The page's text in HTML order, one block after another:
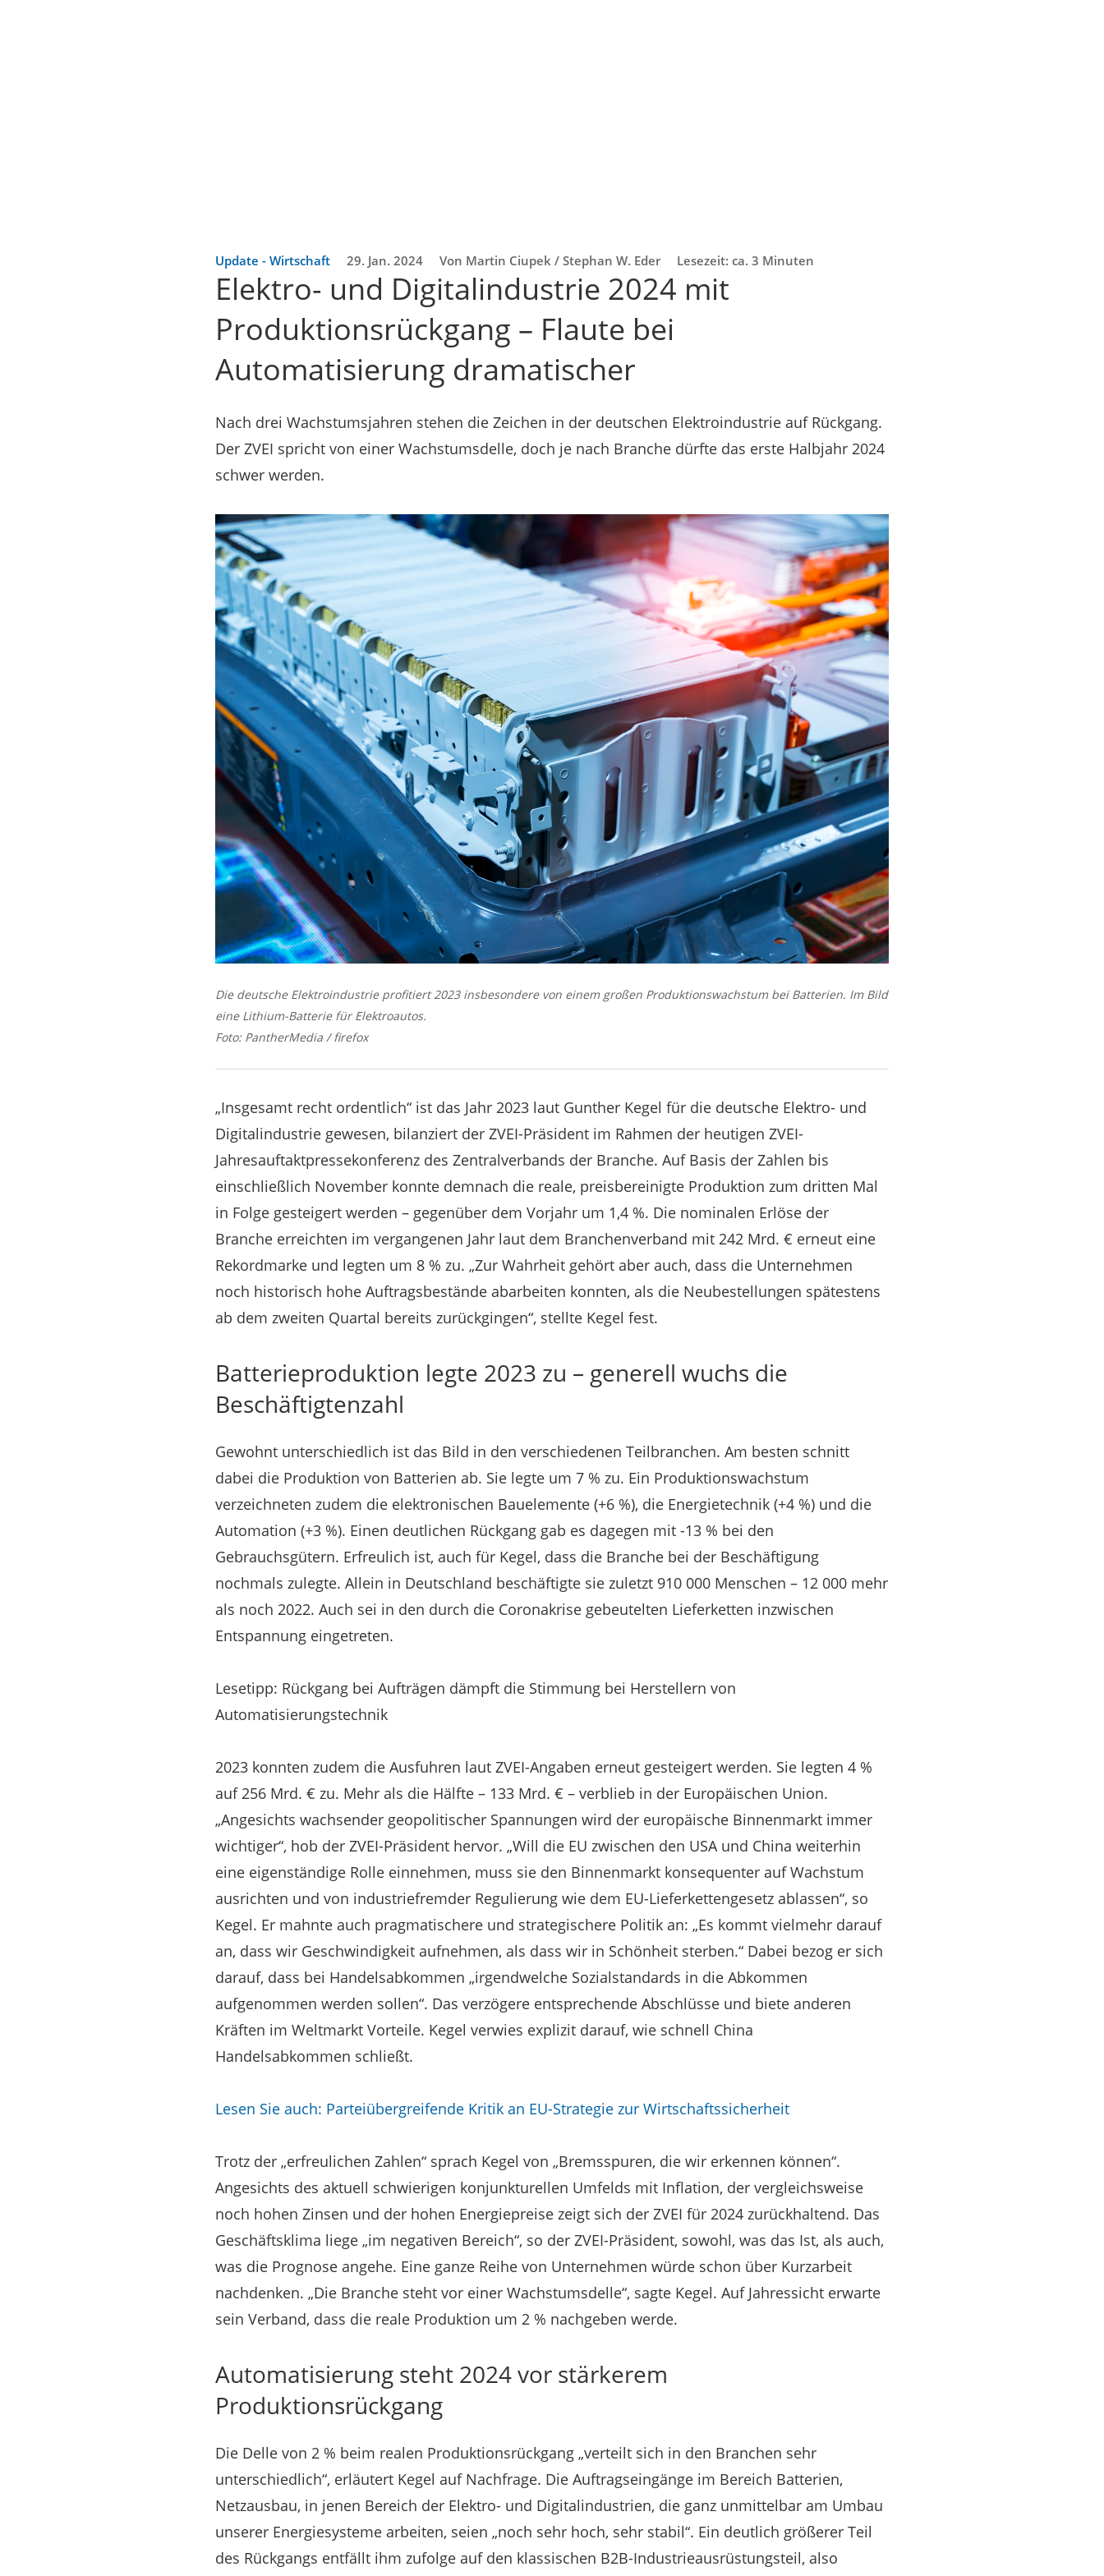
Update - Wirtschaft 29. Jan. 2024 Von Martin Ciupek / Stephan W. Eder Lesezeit: ca. 3 Minuten
Elektro- und Digitalindustrie 2024 mit
Produktionsrückgang – Flaute bei
Automatisierung dramatischer
Nach drei Wachstumsjahren stehen die Zeichen in der deutschen Elektroindustrie auf Rückgang.
Der ZVEI spricht von einer Wachstumsdelle, doch je nach Branche dürfte das erste Halbjahr 2024
schwer werden.
Die deutsche Elektroindustrie profitiert 2023 insbesondere von einem großen Produktionswachstum bei Batterien. Im Bild
eine Lithium-Batterie für Elektroautos.
Foto: PantherMedia / firefox
„Insgesamt recht ordentlich“ ist das Jahr 2023 laut Gunther Kegel für die deutsche Elektro- und
Digitalindustrie gewesen, bilanziert der ZVEI-Präsident im Rahmen der heutigen ZVEI-
Jahresauftaktpressekonferenz des Zentralverbands der Branche. Auf Basis der Zahlen bis
einschließlich November konnte demnach die reale, preisbereinigte Produktion zum dritten Mal
in Folge gesteigert werden – gegenüber dem Vorjahr um 1,4 %. Die nominalen Erlöse der
Branche erreichten im vergangenen Jahr laut dem Branchenverband mit 242 Mrd. € erneut eine
Rekordmarke und legten um 8 % zu. „Zur Wahrheit gehört aber auch, dass die Unternehmen
noch historisch hohe Auftragsbestände abarbeiten konnten, als die Neubestellungen spätestens
ab dem zweiten Quartal bereits zurückgingen“, stellte Kegel fest.
Batterieproduktion legte 2023 zu – generell wuchs die
Beschäftigtenzahl
Gewohnt unterschiedlich ist das Bild in den verschiedenen Teilbranchen. Am besten schnitt
dabei die Produktion von Batterien ab. Sie legte um 7 % zu. Ein Produktionswachstum
verzeichneten zudem die elektronischen Bauelemente (+6 %), die Energietechnik (+4 %) und die
Automation (+3 %). Einen deutlichen Rückgang gab es dagegen mit -13 % bei den
Gebrauchsgütern. Erfreulich ist, auch für Kegel, dass die Branche bei der Beschäftigung
nochmals zulegte. Allein in Deutschland beschäftigte sie zuletzt 910 000 Menschen – 12 000 mehr
als noch 2022. Auch sei in den durch die Coronakrise gebeutelten Lieferketten inzwischen
Entspannung eingetreten.
Lesetipp: Rückgang bei Aufträgen dämpft die Stimmung bei Herstellern von
Automatisierungstechnik
2023 konnten zudem die Ausfuhren laut ZVEI-Angaben erneut gesteigert werden. Sie legten 4 %
auf 256 Mrd. € zu. Mehr als die Hälfte – 133 Mrd. € – verblieb in der Europäischen Union.
„Angesichts wachsender geopolitischer Spannungen wird der europäische Binnenmarkt immer
wichtiger“, hob der ZVEI-Präsident hervor. „Will die EU zwischen den USA und China weiterhin
eine eigenständige Rolle einnehmen, muss sie den Binnenmarkt konsequenter auf Wachstum
ausrichten und von industriefremder Regulierung wie dem EU-Lieferkettengesetz ablassen“, so
Kegel. Er mahnte auch pragmatischere und strategischere Politik an: „Es kommt vielmehr darauf
an, dass wir Geschwindigkeit aufnehmen, als dass wir in Schönheit sterben.“ Dabei bezog er sich
darauf, dass bei Handelsabkommen „irgendwelche Sozialstandards in die Abkommen
aufgenommen werden sollen“. Das verzögere entsprechende Abschlüsse und biete anderen
Kräften im Weltmarkt Vorteile. Kegel verwies explizit darauf, wie schnell China
Handelsabkommen schließt.
Lesen Sie auch: Parteiübergreifende Kritik an EU-Strategie zur Wirtschaftssicherheit
Trotz der „erfreulichen Zahlen“ sprach Kegel von „Bremsspuren, die wir erkennen können“.
Angesichts des aktuell schwierigen konjunkturellen Umfelds mit Inflation, der vergleichsweise
noch hohen Zinsen und der hohen Energiepreise zeigt sich der ZVEI für 2024 zurückhaltend. Das
Geschäftsklima liege „im negativen Bereich“, so der ZVEI-Präsident, sowohl, was das Ist, als auch,
was die Prognose angehe. Eine ganze Reihe von Unternehmen würde schon über Kurzarbeit
nachdenken. „Die Branche steht vor einer Wachstumsdelle“, sagte Kegel. Auf Jahressicht erwarte
sein Verband, dass die reale Produktion um 2 % nachgeben werde.
Automatisierung steht 2024 vor stärkerem
Produktionsrückgang
Die Delle von 2 % beim realen Produktionsrückgang „verteilt sich in den Branchen sehr
unterschiedlich“, erläutert Kegel auf Nachfrage. Die Auftragseingänge im Bereich Batterien,
Netzausbau, in jenen Bereich der Elektro- und Digitalindustrien, die ganz unmittelbar am Umbau
unserer Energiesysteme arbeiten, seien „noch sehr hoch, sehr stabil“. Ein deutlich größerer Teil
des Rückgangs entfällt ihm zufolge auf den klassischen B2B-Industrieausrüstungsteil, also